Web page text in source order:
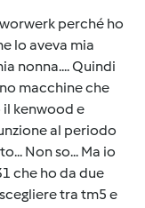
perché ho
lo aveva mia
nonna.... Quindi
macchine che
il kenwood e
al periodo
Non so... Ma io
che ho da due
tra tm5 e